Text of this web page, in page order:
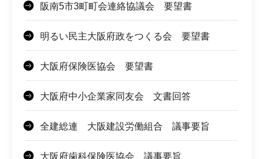
阪南5市3町町会連絡協議会 要望書
明るい民主大阪府政をつくる会 要望書
大阪府保険医協会 要望書
大阪府中小企業家同友会 文書回答
全建総連 大阪建設労働組合 議事要旨
大阪府歯科保険医協会 議事要旨